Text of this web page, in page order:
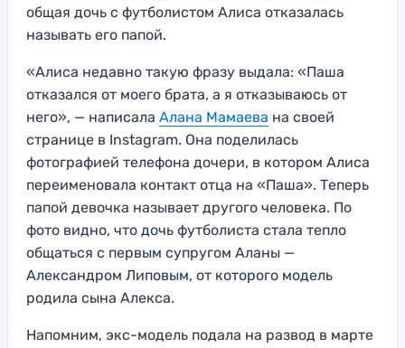
общая дочь с футболистом Алиса отказалась
называть его папой.
«Алиса недавно такую фразу выдала: «Паша
отказался от моего брата, а я отказываюсь от
него», — написала Алана Мамаева на своей
странице в Instagram. Она поделилась
фотографией телефона дочери, в котором Алиса
переименовала контакт отца на «Паша». Теперь
папой девочка называет другого человека. По
фото видно, что дочь футболиста стала тепло
общаться с первым супругом Аланы —
Александром Липовым, от которого модель
родила сына Алекса.
Напомним, экс-модель подала на развод в марте